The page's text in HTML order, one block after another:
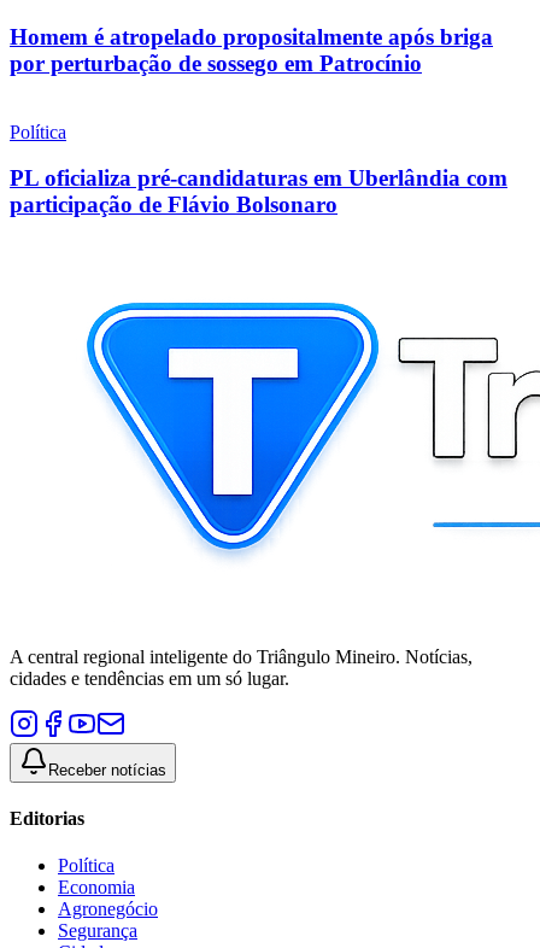
Homem é atropelado propositalmente após briga
por perturbação de sossego em Patrocínio
Política
PL oficializa pré-candidaturas em Uberlândia com
participação de Flávio Bolsonaro
A central regional inteligente do Triângulo Mineiro. Notícias,
cidades e tendências em um só lugar.
Receber notícias
Editorias
Política
Economia
Agronegócio
Segurança